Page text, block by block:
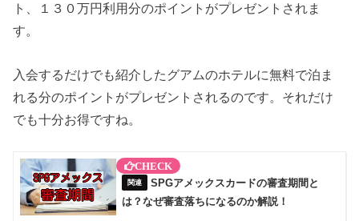
ト、１３０万円利用分のポイントがプレゼントされま
す。
入会するだけでも紹介したグアムのホテルに無料で泊ま
れる分のポイントがプレゼントされるのです。それだけ
でも十分お得ですね。
SPGアメックスカードの審査期間と
は？なぜ審査落ちになるのか解説！